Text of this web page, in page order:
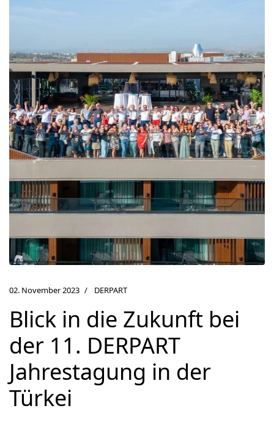
02. November 2023 DERPART
Blick in die Zukunft bei
der 11. DERPART
Jahrestagung in der
Türkei